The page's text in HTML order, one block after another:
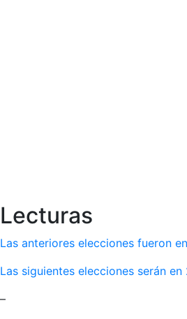
Lecturas
Las anteriores elecciones fueron
Las siguientes elecciones serán en
–